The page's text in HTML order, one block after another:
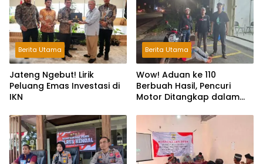
Berita Utama
Jateng Ngebut! Lirik
Peluang Emas Investasi di
IKN
Berita Utama
Wow! Aduan ke 110
Berbuah Hasil, Pencuri
Motor Ditangkap dalam